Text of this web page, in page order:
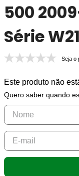
500
Série
Seja o
Este produto não
Quero saber quando